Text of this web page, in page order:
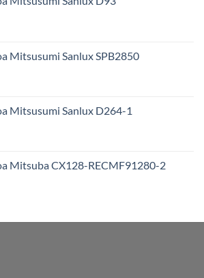
Mitsusumi Sanlux SPB2850
Mitsusumi Sanlux D264-1
Mitsuba CX128-RECMF91280-2